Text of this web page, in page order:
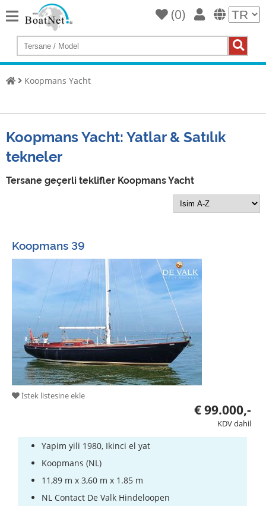
Home
Yat
al
Ticari
satıcı
Özel
Yat
brokeri
Servis
Tekne
ekipmanları
Çalıntı
tekneler
Uzmanlar
Yelkenli
okulları
Sigortaları
Tersane
(0)
Koopmans Yacht
Koopmans Yacht: Yatlar & Satılık
tekneler
Tersane geçerli teklifler Koopmans Yacht
Koopmans 39
İstek listesine ekle
€ 99.000,-
KDV dahil
Yapim yili 1980, Ikinci el yat
Koopmans (NL)
11,89 m x 3,60 m x 1.85 m
NL Contact De Valk Hindeloopen